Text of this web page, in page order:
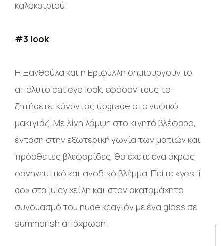
καλοκαιριού.
#3 look
Η Ξανθούλα και η Εριφύλλη δημιουργούν το
απόλυτο cat eye look, εφόσον τους το
ζητήσετε, κάνοντας upgrade στο νυφικό
μακιγιάζ. Με λίγη λάμψη στο κινητό βλέφαρο,
ένταση στην εξωτερική γωνία των ματιών και
πρόσθετες βλεφαρίδες, θα έχετε ένα άκρως
σαγηνευτικό και ανοδικό βλέμμα. Πείτε «yes, i
do» στα juicy χείλη και στον ακαταμάχητο
συνδυασμό του nude κραγιόν με ένα gloss σε
summerish απόχρωση.